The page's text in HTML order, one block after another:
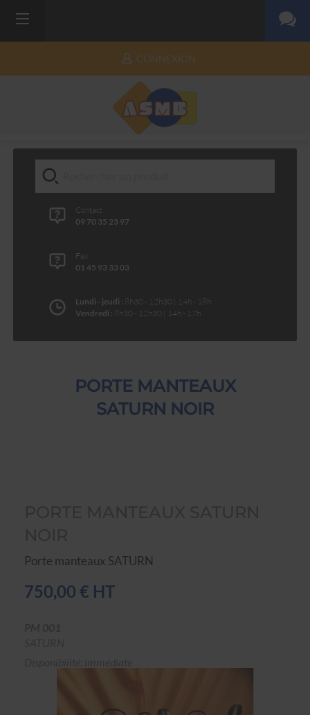
CONNEXION
Contact
09 70 35 23 97
Fax
01 45 93 33 03
Lundi - jeudi : 8h30 - 12h30 | 14h - 18h
Vendredi : 8h30 - 12h30 | 14h - 17h
PORTE MANTEAUX
SATURN NOIR
Porte manteaux SATURN
750,00 € HT